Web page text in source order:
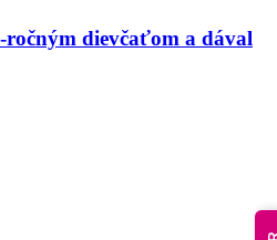
ročným dievčaťom a dával